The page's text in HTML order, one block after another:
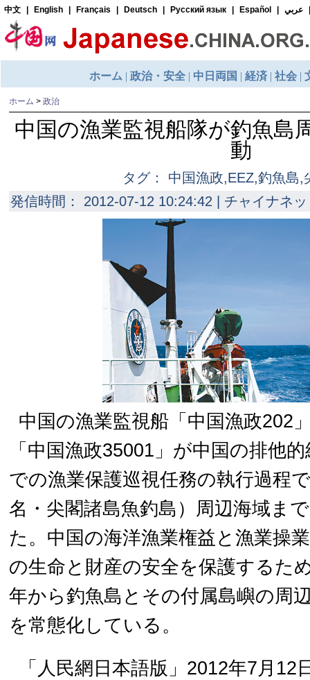
ホーム > 政治
中国の漁業監視船隊が釣魚島
動
タグ： 中国漁政,EEZ,釣魚島,
発信時間： 2012-07-12 10:24:42 | チャイナネ
中国の漁業監視船「中国漁政202
「中国漁政35001」が中国の排他
での漁業保護巡視任務の執行過程
名・尖閣諸島魚釣島）周辺海域ま
た。中国の海洋漁業権益と漁業操
の生命と財産の安全を保護するた
年から釣魚島とその付属島嶼の周
を常態化している。
「人民網日本語版」2012年7月12